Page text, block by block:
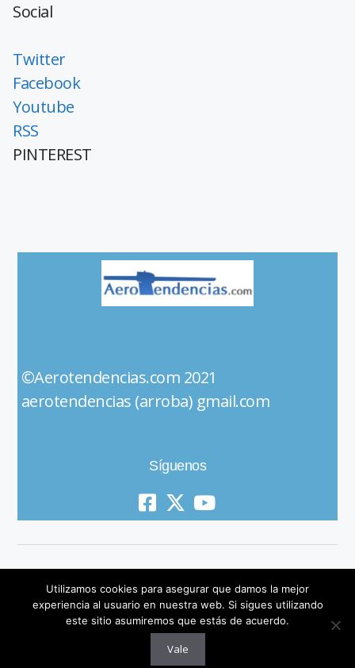
Social
Twitter
Facebook
Youtube
RSS
PINTEREST
©Aerotendencias.com 2021
aerotendencias (arroba) gmail.com
Síguenos
© 2019 All Rights Reserved
Utilizamos cookies para asegurar que damos la mejor
experiencia al usuario en nuestra web. Si sigues utilizando
este sitio asumiremos que estás de acuerdo.
Vale